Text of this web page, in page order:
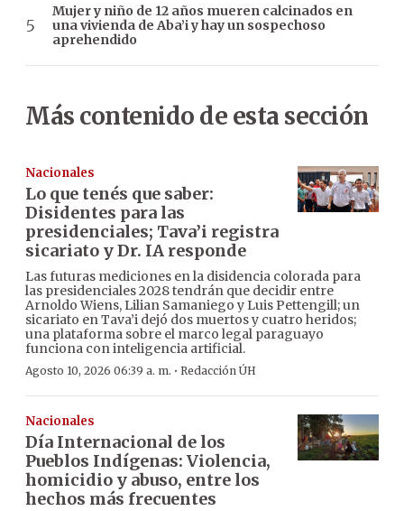
Mujer y niño de 12 años mueren calcinados en
una vivienda de Aba’i y hay un sospechoso
aprehendido
Más contenido de esta sección
Nacionales
Lo que tenés que saber:
Disidentes para las
presidenciales; Tava’i registra
sicariato y Dr. IA responde
Las futuras mediciones en la disidencia colorada para
las presidenciales 2028 tendrán que decidir entre
Arnoldo Wiens, Lilian Samaniego y Luis Pettengill; un
sicariato en Tava’i dejó dos muertos y cuatro heridos;
una plataforma sobre el marco legal paraguayo
funciona con inteligencia artificial.
Agosto 10, 2026 06:39 a. m. · Redacción ÚH
Nacionales
Día Internacional de los
Pueblos Indígenas: Violencia,
homicidio y abuso, entre los
hechos más frecuentes